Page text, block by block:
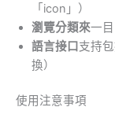
「icon」）
瀏覽分類來一
語言接口支持
換）
使用注意事項